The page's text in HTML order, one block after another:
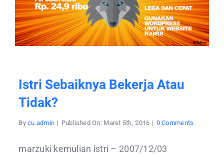
Istri Sebaiknya Bekerja Atau
Tidak?
Bycu.admin | Published On: Maret 5th, 2016 | 0 Comments
marzuki kemulian istri – 2007/12/03